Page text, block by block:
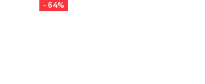
- 64%